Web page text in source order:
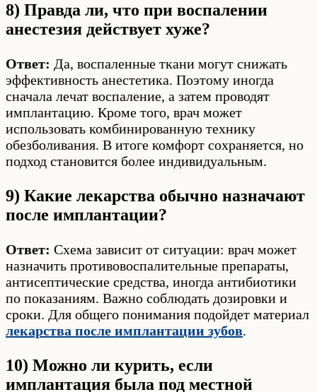
8) Правда ли, что при воспалении
анестезия действует хуже?
Ответ: Да, воспаленные ткани могут снижать
эффективность анестетика. Поэтому иногда
сначала лечат воспаление, а затем проводят
имплантацию. Кроме того, врач может
использовать комбинированную технику
обезболивания. В итоге комфорт сохраняется, но
подход становится более индивидуальным.
9) Какие лекарства обычно назначают
после имплантации?
Ответ: Схема зависит от ситуации: врач может
назначить противовоспалительные препараты,
антисептические средства, иногда антибиотики
по показаниям. Важно соблюдать дозировки и
сроки. Для общего понимания подойдет материал
лекарства после имплантации зубов.
10) Можно ли курить, если
имплантация была под местной